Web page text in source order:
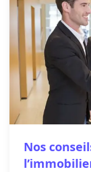
Nos